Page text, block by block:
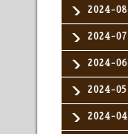
2024-08
2024-07
2024-06
2024-05
2024-04